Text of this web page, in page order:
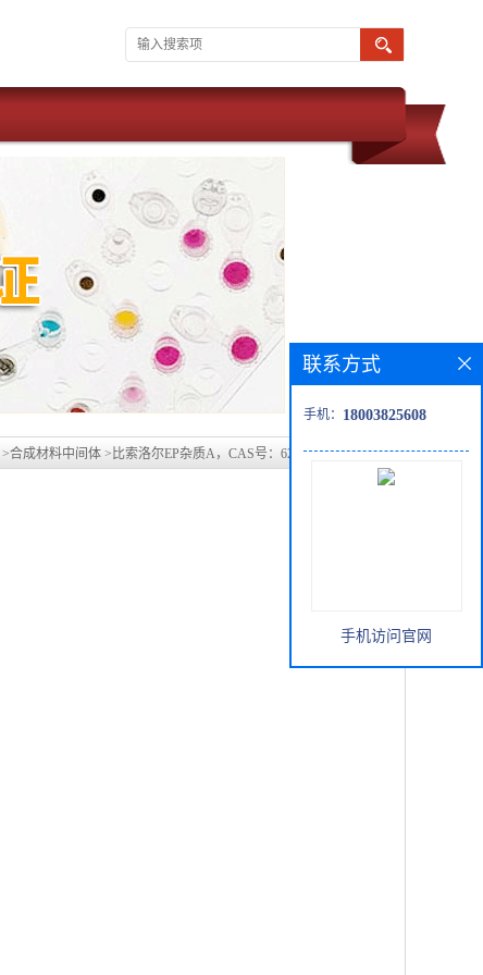
>合成材料中间体 > 比索洛尔EP杂质A，CAS号：62572-93-4现货产品
联系方式
手机： 18003825608
手机访问官网